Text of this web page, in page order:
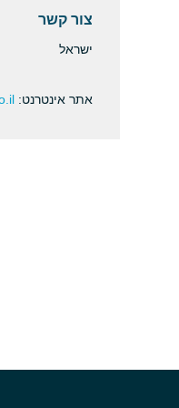
צור קשר
ישראל
אתר אינטרנט: